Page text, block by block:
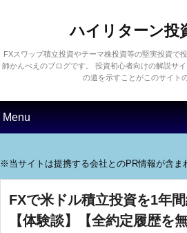
ハイリターン投
FXスワップ積立投資やテーマ株投資等の堅実投資で
師かんべえのブログです。 投資初心者向けの解説サ
の道を示すことがこのサイト
第1メニュー
第1
第2
※当サイトは提携する会社とのPR情報が含ま
FXで米ドル積立投資を1年
【体験談】【全約定履歴を